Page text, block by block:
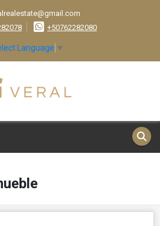
+50762282080
Language ▼